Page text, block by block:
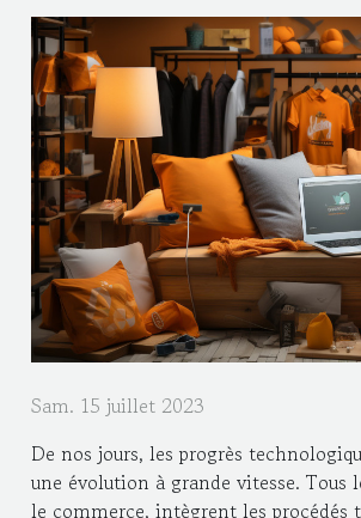
Sam. 15 juillet 2023
De nos jours, les progrès
une évolution à grande vitesse. Tous
le commerce, intègrent les procédés